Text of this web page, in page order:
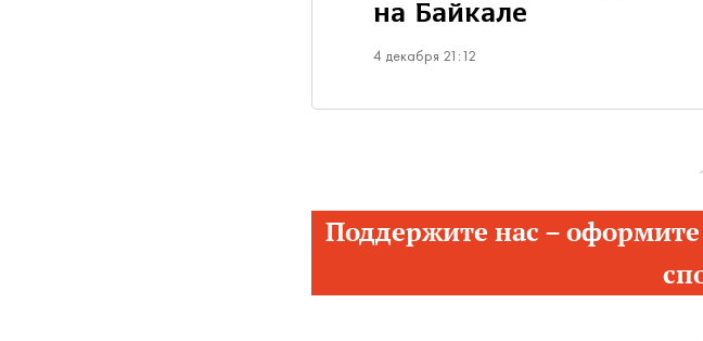
на Байкале
4 декабря 21:12
Поддержите нас –